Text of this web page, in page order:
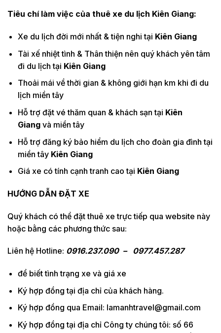
Tiêu chí làm việc của thuê xe du lịch Kiên Giang:
Xe du lịch đời mới nhất & tiện nghi tại Kiên Giang
Tài xế nhiệt tình & Thân thiện nên quý khách yên tâm
đi du lịch tại Kiên Giang
Thoải mái về thời gian & không giới hạn km khi đi du
lịch miền tây
Hỗ trợ đặt vé thăm quan & khách sạn tại Kiên
Giangvà miền tây
Hỗ trợ đăng ký bảo hiểm du lịch cho đoàn gia đình tại
miền tây Kiên Giang
Giá xe có tính cạnh tranh cao tại Kiên Giang
HƯỚNG DẪN ĐẶT XE
Quý khách có thể đặt thuê xe trực tiếp qua website này
hoặc bằng các phương thức sau:
Liên hệ Hotline: 0916.237.090 – 0977.457.287
để biết tình trạng xe và giá xe
Ký hợp đồng tại địa chỉ của khách hàng.
Ký hợp đồng qua Email: lamanhtravel@gmail.com
Ký hợp đồng tại địa chỉ Công ty chúng tôi: số 66